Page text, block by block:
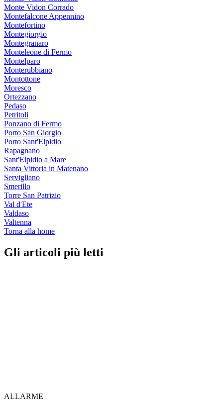
Monte Vidon Corrado
Montefalcone Appennino
Montefortino
Montegiorgio
Montegranaro
Monteleone di Fermo
Montelparo
Monterubbiano
Montottone
Moresco
Ortezzano
Pedaso
Petritoli
Ponzano di Fermo
Porto San Giorgio
Porto Sant'Elpidio
Rapagnano
Sant'Elpidio a Mare
Santa Vittoria in Matenano
Servigliano
Smerillo
Torre San Patrizio
Val d'Ete
Valdaso
Valtenna
Torna alla home
Gli articoli più letti
ALLARME